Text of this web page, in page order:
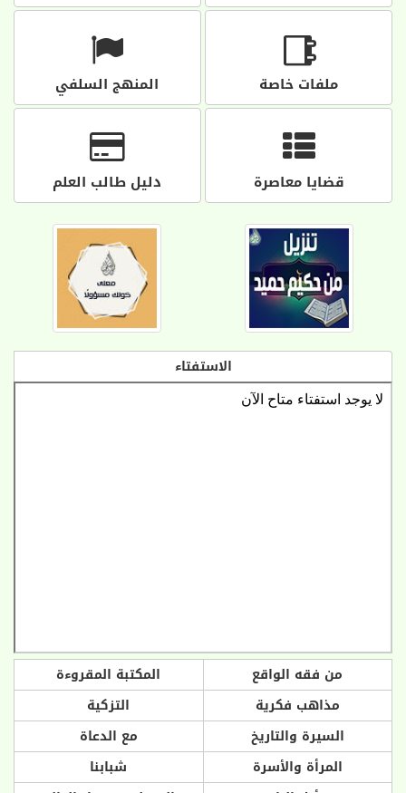
ملفات خاصة المنهج السلفي
قضايا معاصرة دليل طالب العلم
الاستفتاء
من فقه الواقع
المكتبة المقروءة
مذاهب فكرية
التزكية
السيرة والتاريخ
مع الدعاة
المرأة والأسرة
شبابنا